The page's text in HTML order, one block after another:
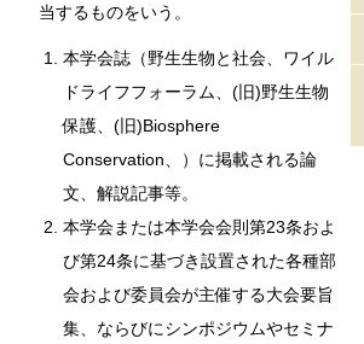
当するものをいう。
本学会誌（野生生物と社会、ワイル
ドライフフォーラム、(旧)野生生物
保護、(旧)Biosphere
Conservation、）に掲載される論
文、解説記事等。
本学会または本学会会則第23条およ
び第24条に基づき設置された各種部
会および委員会が主催する大会要旨
集、ならびにシンポジウムやセミナ